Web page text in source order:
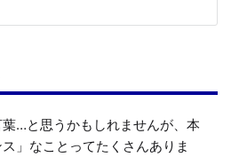
…と思うかもしれませんが、本
」なことってたくさんありま